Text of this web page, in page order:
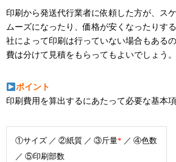
印刷から発送代行業者に依頼した方が、ス
ムーズになったり、価格が安くなったりす
社によって印刷は行っていない場合もある
費は分けて見積をもらってもよいでしょう。
ポイント
印刷費用を算出するにあたって必要な基本
①サイズ ／ ②紙質 ／ ③斤量* ／ ④色数
／ ⑤印刷部数